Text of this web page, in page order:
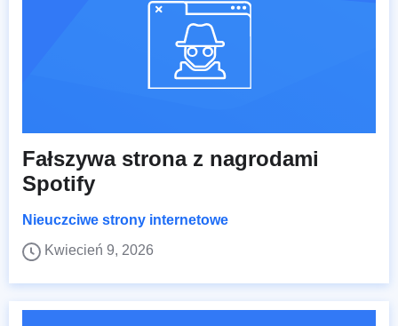
Fałszywa strona z nagrodami
Spotify
Nieuczciwe strony internetowe
Kwiecień 9, 2026